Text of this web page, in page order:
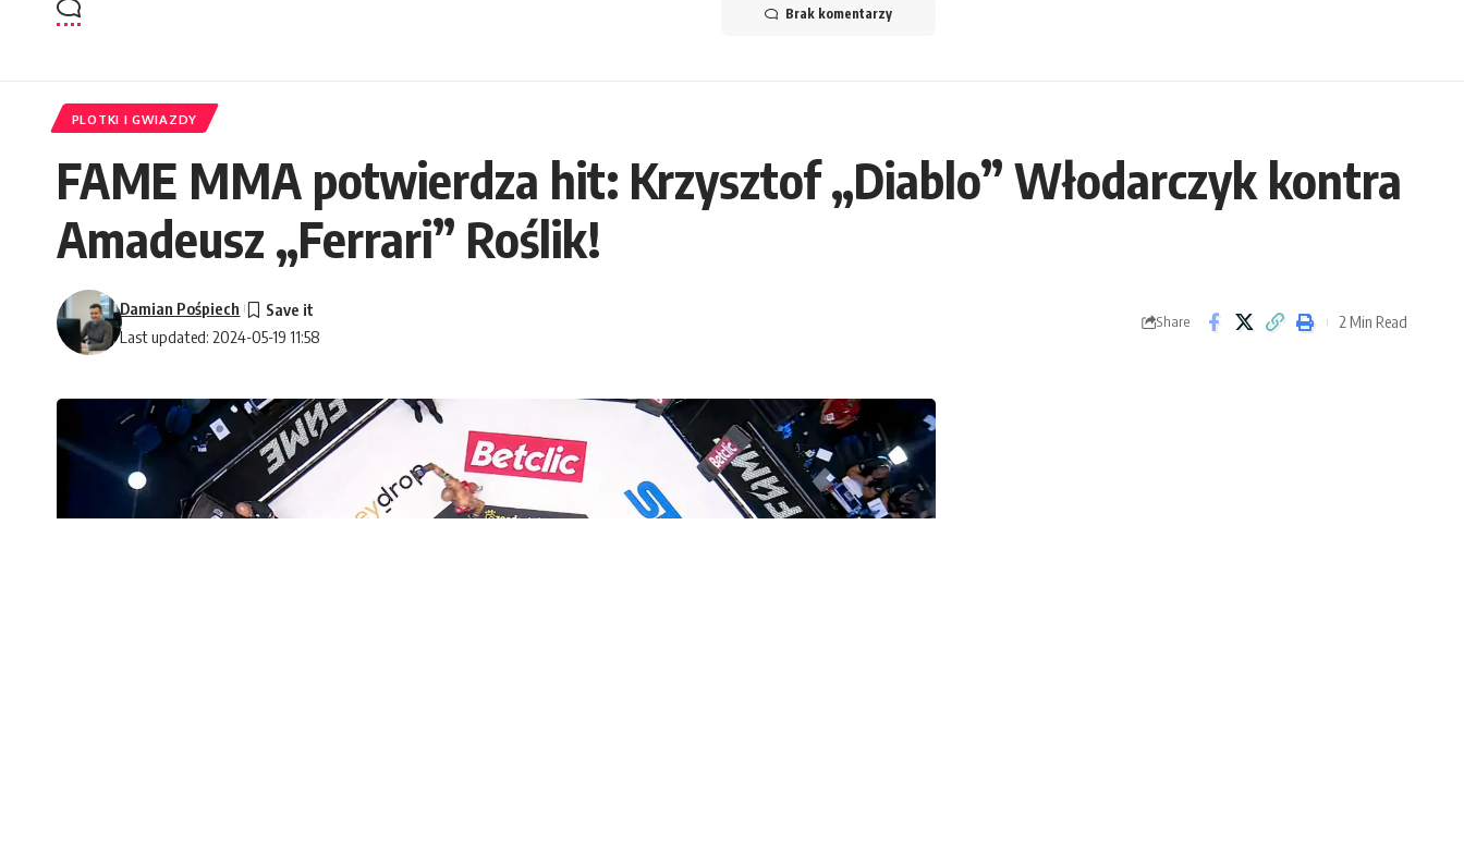
Brak komentarzy
PLOTKI I GWIAZDY
FAME MMA potwierdza hit: Krzysztof „Diablo” Włodarczyk kontra
Amadeusz „Ferrari” Roślik!
Last updated: 2024-05-19 11:58
Damian Pośpiech
Share 2 Min Read